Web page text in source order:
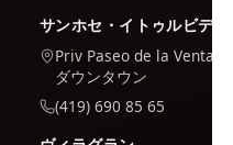
サンホセ・イトゥルビデ
Priv Paseo de la Venta #7,
ダウンタウン
(419) 690 85 65